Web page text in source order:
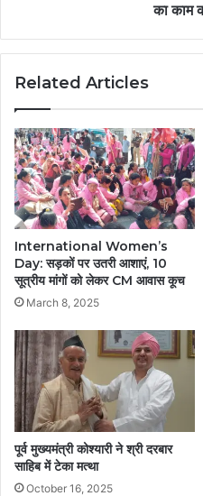
का काम
Related Articles
International Women’s
Day: सड़कों पर उतरी आशाएं, 10
सूत्रीय मांगों को लेकर CM आवास कूच
March 8, 2025
पूर्व मुख्यमंत्री कोश्यारी ने श्री दरबार
साहिब में टेका मत्था
October 16, 2025